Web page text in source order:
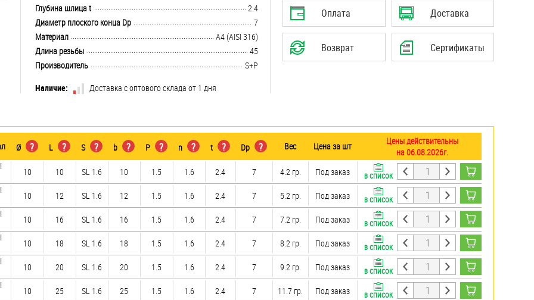
........................................................................................................................................................................................................
Глубина шлица t
2.4
........................................................................................................................................................................................................
Диаметр плоского конца Dp
7
........................................................................................................................................................................................................
Материал
A4 (AISI 316)
........................................................................................................................................................................................................
Длина резьбы
45
........................................................................................................................................................................................................
Производитель
S+P
Наличие:
Доставка с оптового склада от 1 дня
Оплата Доставка
Возврат Сертификаты
Ø ? L ? S ? b ? P ? n ? t ? Dp ? Вес Цена за шт
Цены действительны
на 06.08.2026г.
10 10 SL 1.6 10 1.5 1.6 2.4 7 4.2 гр. Под заказ В СПИСОК
10 12 SL 1.6 12 1.5 1.6 2.4 7 5.2 гр. Под заказ В СПИСОК
10 16 SL 1.6 16 1.5 1.6 2.4 7 7.2 гр. Под заказ В СПИСОК
10 18 SL 1.6 18 1.5 1.6 2.4 7 8.2 гр. Под заказ В СПИСОК
10 20 SL 1.6 20 1.5 1.6 2.4 7 9.2 гр. Под заказ В СПИСОК
10 25 SL 1.6 25 1.5 1.6 2.4 7 11.7 гр. Под заказ В СПИСОК